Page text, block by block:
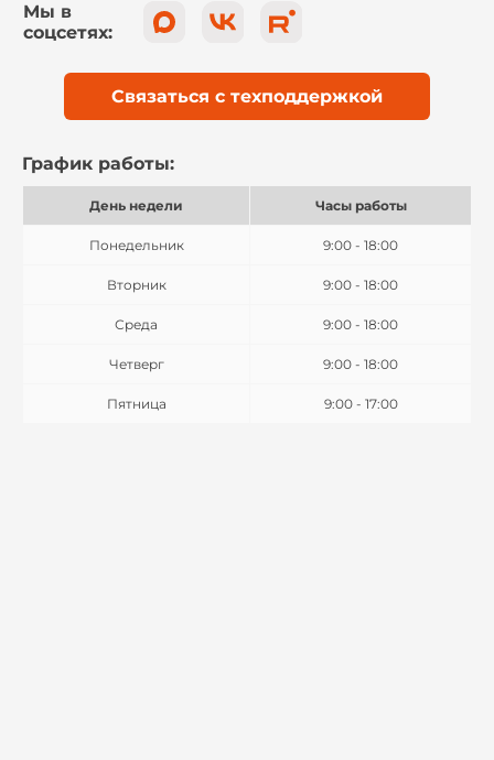
Мы в
соцсетях:
Связаться с техподдержкой
График работы:
День недели Часы работы
Понедельник 9:00 - 18:00
Вторник 9:00 - 18:00
Среда 9:00 - 18:00
Четверг 9:00 - 18:00
Пятница 9:00 - 17:00